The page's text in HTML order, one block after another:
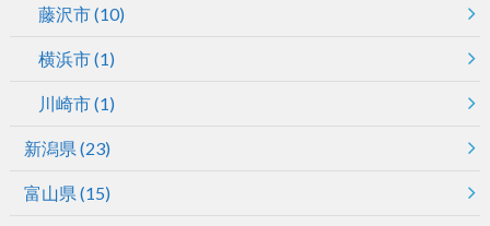
藤沢市(10)
横浜市(1)
川崎市(1)
新潟県 (23)
富山県 (15)